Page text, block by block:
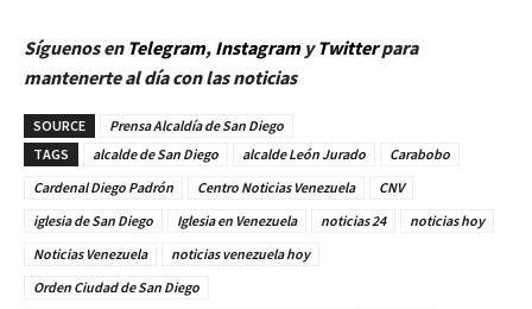
Síguenos en Telegram, InstagramyTwitterpara
mantenerte al día con las noticias
SOURCE
Prensa Alcaldía de San Diego
TAGS
alcalde de San Diego alcalde León Jurado
Carabobo
Cardenal Diego Padrón
Centro Noticias Venezuela
CNV
iglesia de San Diego
Iglesia en Venezuela noticias 24
noticias hoy
Noticias Venezuela
noticias venezuela hoy
Orden Ciudad de San Diego